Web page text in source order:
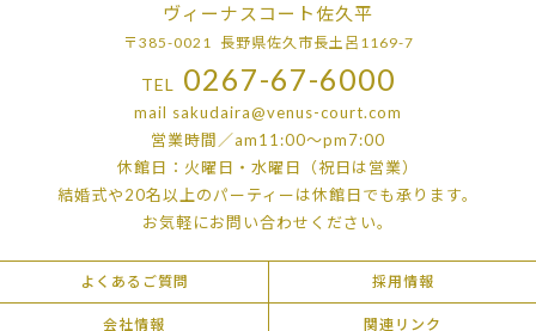
ヴィーナスコート佐久平
〒385-0021 長野県佐久市長土呂1169-7
TEL 0267-67-6000
mail sakudaira@venus-court.com
営業時間／am11:00〜pm7:00
休館日：火曜日・水曜日（祝日は営業）
結婚式や20名以上のパーティーは休館日でも承ります。
お気軽にお問い合わせください。
よくあるご質問 採用情報
会社情報 関連リンク